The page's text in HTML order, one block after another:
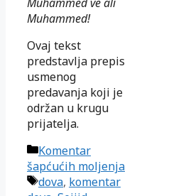
Muhammed!
Ovaj tekst
predstavlja prepis
usmenog
predavanja koji je
održan u krugu
prijatelja.
Kategorije
Komentar
šapćućih moljenja
Oznake
dova, komentar